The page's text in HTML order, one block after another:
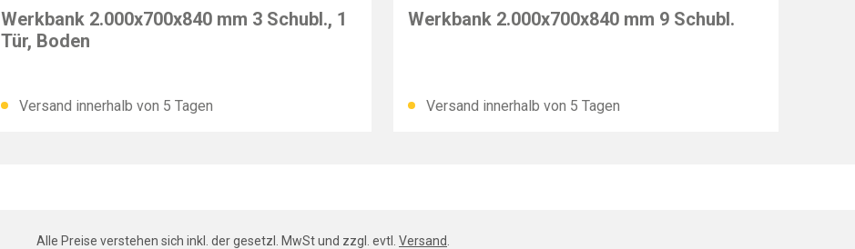
Werkbank 2.000x700x840 mm 3 Schubl., 1
Tür, Boden
Versand innerhalb von 5 Tagen
Werkbank 2.000x700x840 mm 9 Schubl.
Versand innerhalb von 5 Tagen
Alle Preise verstehen sich inkl. der gesetzl. MwSt und zzgl. evtl. Versand